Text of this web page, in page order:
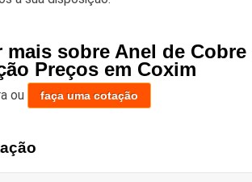
mais sobre Anel de Cobre
Preços em Coxim
ou faça uma cotação